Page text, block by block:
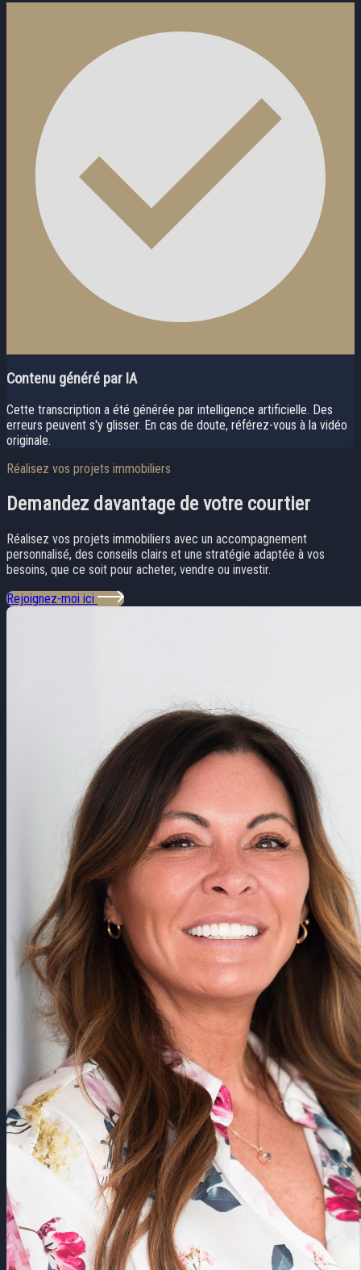
Contenu généré par IA
Cette transcription a été générée par intelligence artificielle. Des
erreurs peuvent s'y glisser. En cas de doute, référez-vous à la vidéo
originale.
Réalisez vos projets immobiliers
Demandez davantage de votre courtier
Réalisez vos projets immobiliers avec un accompagnement
personnalisé, des conseils clairs et une stratégie adaptée à vos
besoins, que ce soit pour acheter, vendre ou investir.
Rejoignez-moi ici